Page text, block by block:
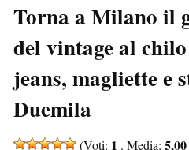
Torna a Milano il
del vintage al
jeans, magliette e
Duemila
(Voti: 1 . Media: 5,00